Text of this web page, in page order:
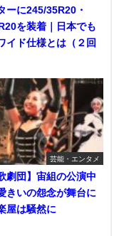
ーに245/35R20・
を装着｜日本でも
イド仕様とは（２回
芸能・エンタメ
劇団】宙組の公演中
きいの怨念が舞台に
屋は騒然に